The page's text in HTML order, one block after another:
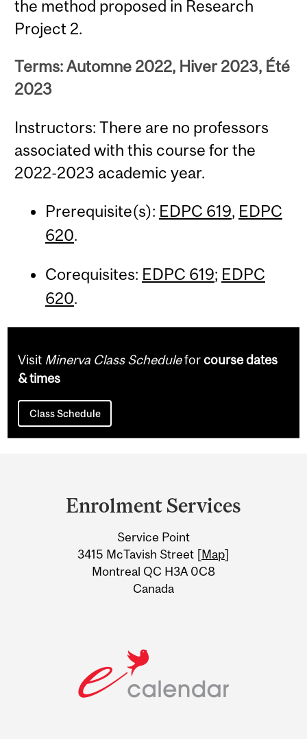
the method proposed in Research
Project 2.
Terms: Automne 2022, Hiver 2023, Été
2023
Instructors: There are no professors
associated with this course for the
2022-2023 academic year.
Prerequisite(s): EDPC 619, EDPC
620.
Corequisites: EDPC 619; EDPC
620.
Visit Minerva Class Scheduleforcourse dates
& times
Class Schedule
Information
Enrolment Services
Service Point
3415 McTavish Street [Map]
Montreal QC H3A 0C8
Canada